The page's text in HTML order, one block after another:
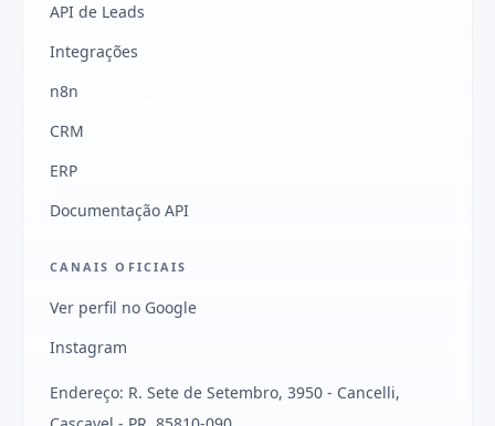
API de Leads
Integrações
n8n
CRM
ERP
Documentação API
CANAIS OFICIAIS
Ver perfil no Google
Instagram
Endereço: R. Sete de Setembro, 3950 - Cancelli,